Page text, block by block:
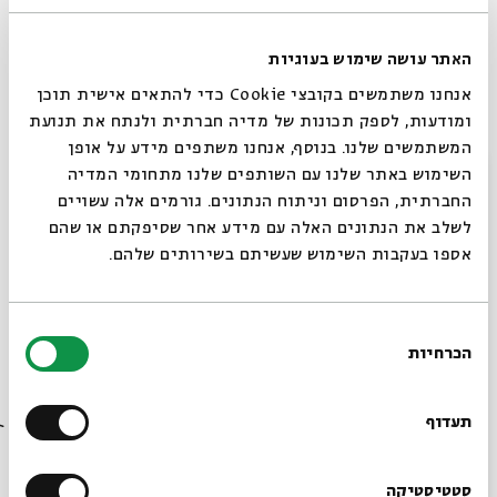
האתר עושה שימוש בעוגיות
אנחנו משתמשים בקובצי Cookie כדי להתאים אישית תוכן
ומודעות, לספק תכונות של מדיה חברתית ולנתח את תנועת
המשתמשים שלנו. בנוסף, אנחנו משתפים מידע על אופן
השימוש באתר שלנו עם השותפים שלנו מתחומי המדיה
החברתית, הפרסום וניתוח הנתונים. גורמים אלה עשויים
לשלב את הנתונים האלה עם מידע אחר שסיפקתם או שהם
אספו בעקבות השימוש שעשיתם בשירותים שלהם.
הסכמה
הכרחיות
תעדוף
סטטיסטיקה
מוזיאון ישראל מארח את בית אבי חי
סגור